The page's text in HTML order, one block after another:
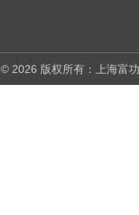
© 2026 版权所有：上海富